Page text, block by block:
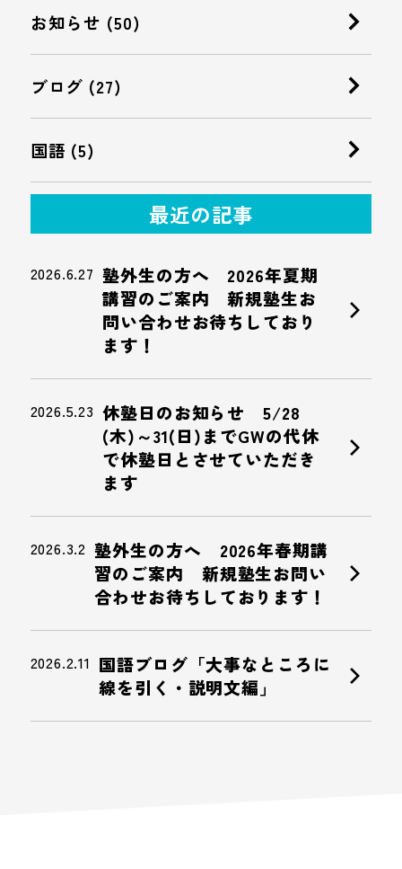
お知らせ (50)
ブログ (27)
国語 (5)
最近の記事
2026.6.27 塾外生の方へ 2026年夏期
講習のご案内 新規塾生お
問い合わせお待ちしており
ます！
chevron_right
2026.5.23 休塾日のお知らせ 5/28
(木)～31(日)までGWの代休
で休塾日とさせていただき
ます
chevron_right
2026.3.2 塾外生の方へ 2026年春期講
習のご案内 新規塾生お問い
合わせお待ちしております！
chevron_right
2026.2.11 国語ブログ「大事なところに
線を引く・説明文編」
chevron_right